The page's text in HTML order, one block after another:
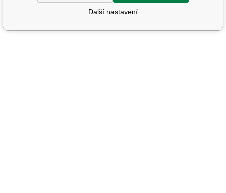
Další nastavení